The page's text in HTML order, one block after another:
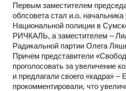
Первым заместителем
облсовета стал и.о. начальника
Национальной полиции в
РИЧКАЛЬ, а заместителем –
Радикальной партии Олега
Причем представители
проголосовать за увеличение
и предлагали своего «кадра»
прокомментировали, что